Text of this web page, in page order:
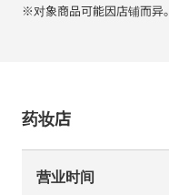
※对象商品可能因店铺而异。
药妆店
营业时间